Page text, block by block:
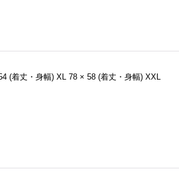
(着丈・身幅) XL 78 × 58 (着丈・身幅) XXL